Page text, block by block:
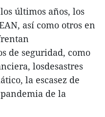
últimos años, los
así como otros en
de seguridad, como
losdesastres
la escasez de
de la